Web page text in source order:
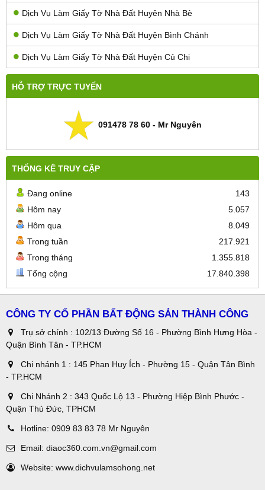
Dịch Vụ Làm Giấy Tờ Nhà Đất Huyên Nhà Bè
Dịch Vụ Làm Giấy Tờ Nhà Đất Huyện Bình Chánh
Dịch Vụ Làm Giấy Tờ Nhà Đất Huyện Củ Chi
HỖ TRỢ TRỰC TUYẾN
091478 78 60 - Mr Nguyên
THỐNG KÊ TRUY CẬP
Đang online
143
Hôm nay
5.057
Hôm qua
8.049
Trong tuần
217.921
Trong tháng
1.355.818
Tổng cộng
17.840.398
CÔNG TY CỔ PHẦN BẤT ĐỘNG SẢN THÀNH CÔNG
Trụ sở chính : 102/13 Đường Số 16 - Phường Bình Hưng Hòa -
Quận Bình Tân - TP.HCM
Chi nhánh 1 : 145 Phan Huy Ích - Phường 15 - Quận Tân Bình
- TP.HCM
Chi Nhánh 2 : 343 Quốc Lộ 13 - Phường Hiệp Bình Phước -
Quận Thủ Đức, TPHCM
Hotline: 0909 83 83 78 Mr Nguyên
Email: diaoc360.com.vn@gmail.com
Website: www.dichvulamsohong.net